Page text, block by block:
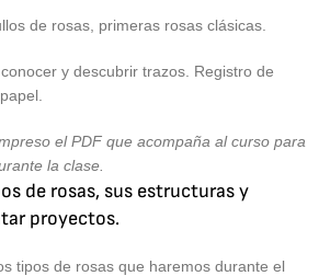
de rosas, primeras rosas clásicas.
y descubrir trazos. Registro de
el PDF que acompaña al curso para
la clase.
de rosas, sus estructuras y
proyectos.
tipos de rosas que haremos durante el